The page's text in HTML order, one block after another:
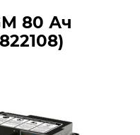
80 Ач